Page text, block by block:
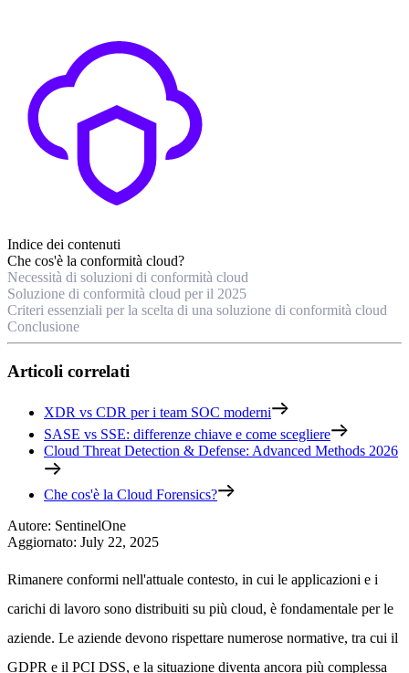
Indice dei contenuti
Che cos'è la conformità cloud?
Necessità di soluzioni di conformità cloud
Soluzione di conformità cloud per il 2025
Criteri essenziali per la scelta di una soluzione di conformità cloud
Conclusione
Articoli correlati
XDR vs CDR per i team SOC moderni
SASE vs SSE: differenze chiave e come scegliere
Cloud Threat Detection & Defense: Advanced Methods 2026
Che cos'è la Cloud Forensics?
Autore: SentinelOne
Aggiornato: July 22, 2025
Rimanere conformi nell'attuale contesto, in cui le applicazioni e i
carichi di lavoro sono distribuiti su più cloud, è fondamentale per le
aziende. Le aziende devono rispettare numerose normative, tra cui il
GDPR e il PCI DSS, e la situazione diventa ancora più complessa